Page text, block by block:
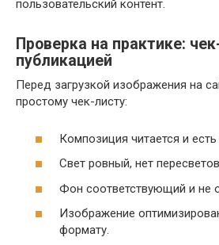
пользовательский контент.
Проверка на практике:
публикацией
Перед загрузкой изображения на
простому чек-листу:
Композиция читается и
Свет ровный, нет
Фон соответствующий и не
Изображение
формату.